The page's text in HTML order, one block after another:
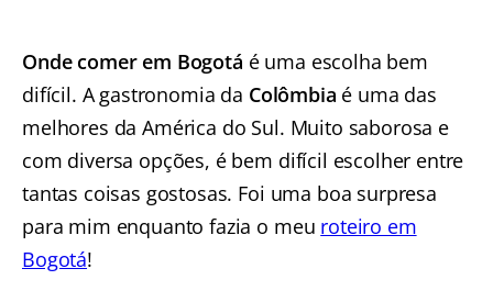
Onde comer em Bogotá é uma escolha bem
difícil. A gastronomia da Colômbia é uma das
melhores da América do Sul. Muito saborosa e
com diversa opções, é bem difícil escolher entre
tantas coisas gostosas. Foi uma boa surpresa
para mim enquanto fazia o meu roteiro em
Bogotá!